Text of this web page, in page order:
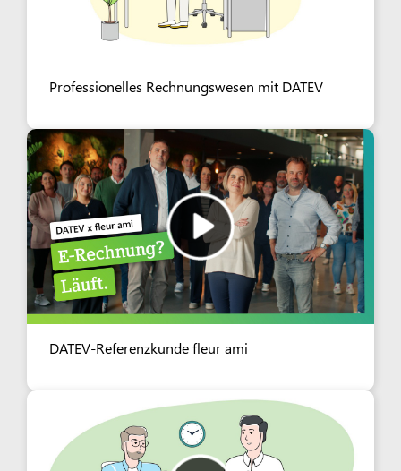
Professionelles Rechnungswesen mit DATEV
DATEV-Referenzkunde fleur ami